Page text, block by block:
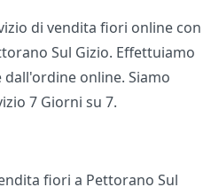
di vendita fiori online con
Sul Gizio. Effettuiamo
online. Siamo
7 Giorni su 7.
fiori a Pettorano Sul